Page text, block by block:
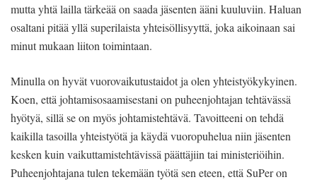
mutta yhtä lailla tärkeää on saada jäsenten ääni kuuluviin. Haluan
osaltani pitää yllä superilaista yhteisöllisyyttä, joka aikoinaan sai
minut mukaan liiton toimintaan.
Minulla on hyvät vuorovaikutustaidot ja olen yhteistyökykyinen.
Koen, että johtamisosaamisestani on puheenjohtajan tehtävässä
hyötyä, sillä se on myös johtamistehtävä. Tavoitteeni on tehdä
kaikilla tasoilla yhteistyötä ja käydä vuoropuhelua niin jäsenten
kesken kuin vaikuttamistehtävissä päättäjiin tai ministeriöihin.
Puheenjohtajana tulen tekemään työtä sen eteen, että SuPer on